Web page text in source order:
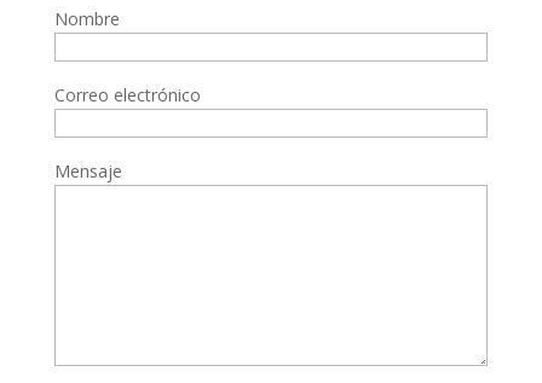
Nombre
Correo electrónico
Mensaje